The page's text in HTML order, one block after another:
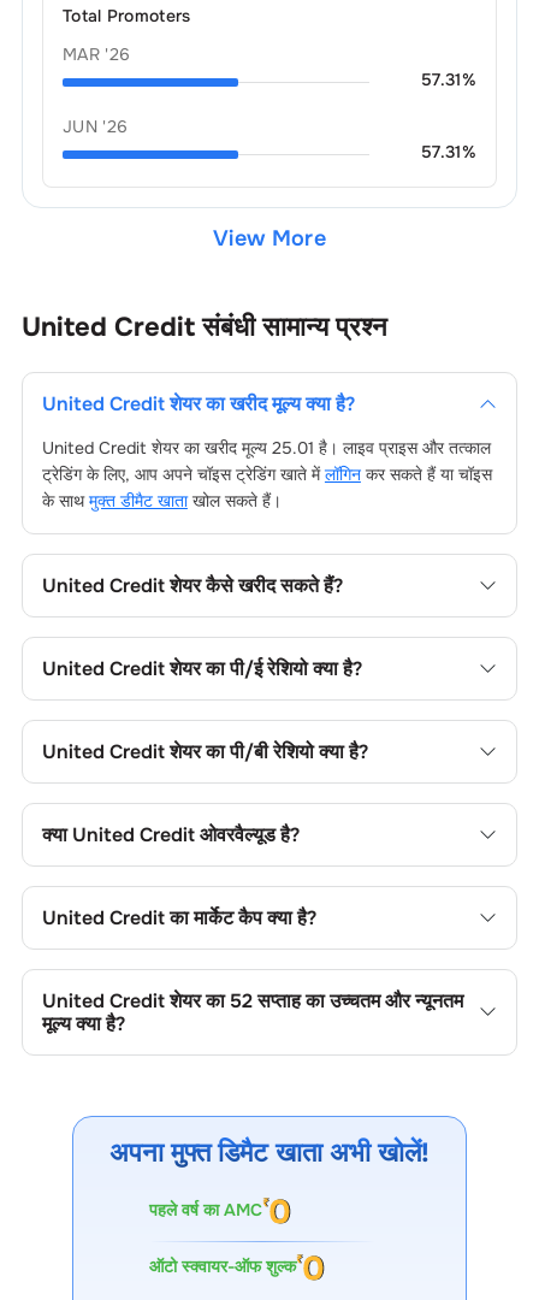
Total Promoters
MAR '26
57.31%
JUN '26
57.31%
View More
United Credit संबंधी सामान्य प्रश्न
United Creditशेयर का खरीद मूल्य क्या है?
United Credit शेयर का खरीद मूल्य 25.01 है। लाइव प्राइस और तत्काल
ट्रेडिंग के लिए, आप अपने चॉइस ट्रेडिंग खाते मेंलॉगिनकर सकते हैं या चॉइस
के साथमुक्त डीमैट खाताखोल सकते हैं।
United Creditशेयर कैसे खरीद सकते हैं?
करें, या चॉइस डीमैट खाता खोल, फिर फंड जोड़ें, कंपनी का नाम खोजें, अपना
ऑर्डर टाइप चुनें और ट्रेड प्लेस करें।
United Creditशेयर का पी/ई रेशियो क्या है?
मूल्यांकन के लिए इसकी तुलना सेक्टर के औसत से कर सकते हैं।
United Creditशेयर का पी/बी रेशियो क्या है?
मूल्य की तुलना उसकी बुक वैल्यू से करने में उपयोगी है।
क्याUnited Creditओवरवैल्यूड है?
के मूल्य की तुलना उसकी बुक वैल्यू से करने में उपयोगी है।
United Creditका मार्केट कैप क्या है?
श्रेणी और ट्रेडिंग लिक्विडिटी को दर्शाता है।
United Creditशेयर का 52 सप्ताह का उच्चतम और न्यूनतम
मूल्य क्या है?
रेजिस्टेंस और मूल्य गति को दर्शाते हैं।
अपना मुफ्त डिमैट खाता अभी खोलें!
पहले वर्ष का AMC
ऑटो स्क्वायर-ऑफ शुल्क